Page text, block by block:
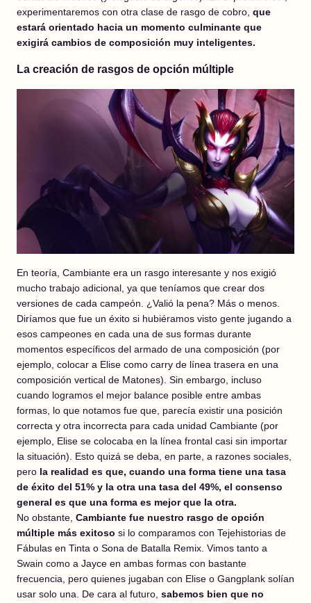
experimentaremos con otra clase de rasgo de cobro, que
estará orientado hacia un momento culminante que
exigirá cambios de composición muy inteligentes.
La creación de rasgos de opción múltiple
En teoría, Cambiante era un rasgo interesante y nos exigió
mucho trabajo adicional, ya que teníamos que crear dos
versiones de cada campeón. ¿Valió la pena? Más o menos.
Diríamos que fue un éxito si hubiéramos visto gente jugando a
esos campeones en cada una de sus formas durante
momentos específicos del armado de una composición (por
ejemplo, colocar a Elise como carry de línea trasera en una
composición vertical de Matones). Sin embargo, incluso
cuando logramos el mejor balance posible entre ambas
formas, lo que notamos fue que, parecía existir una posición
correcta y otra incorrecta para cada unidad Cambiante (por
ejemplo, Elise se colocaba en la línea frontal casi sin importar
la situación). Esto quizá se deba, en parte, a razones sociales,
pero la realidad es que, cuando una forma tiene una tasa
de éxito del 51% y la otra una tasa del 49%, el consenso
general es que una forma es mejor que la otra.
No obstante, Cambiante fue nuestro rasgo de opción
múltiple más exitoso si lo comparamos con Tejehistorias de
Fábulas en Tinta o Sona de Batalla Remix. Vimos tanto a
Swain como a Jayce en ambas formas con bastante
frecuencia, pero quienes jugaban con Elise o Gangplank solían
usar solo una. De cara al futuro, sabemos bien que no